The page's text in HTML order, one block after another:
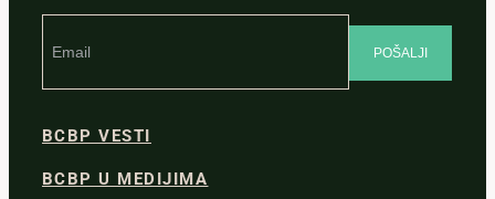
BCBP VESTI
BCBP U MEDIJIMA